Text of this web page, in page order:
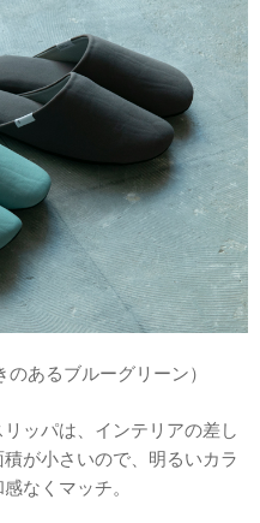
のあるブルーグリーン）
ッパは、インテリアの差し
が小さいので、明るいカラ
なくマッチ。